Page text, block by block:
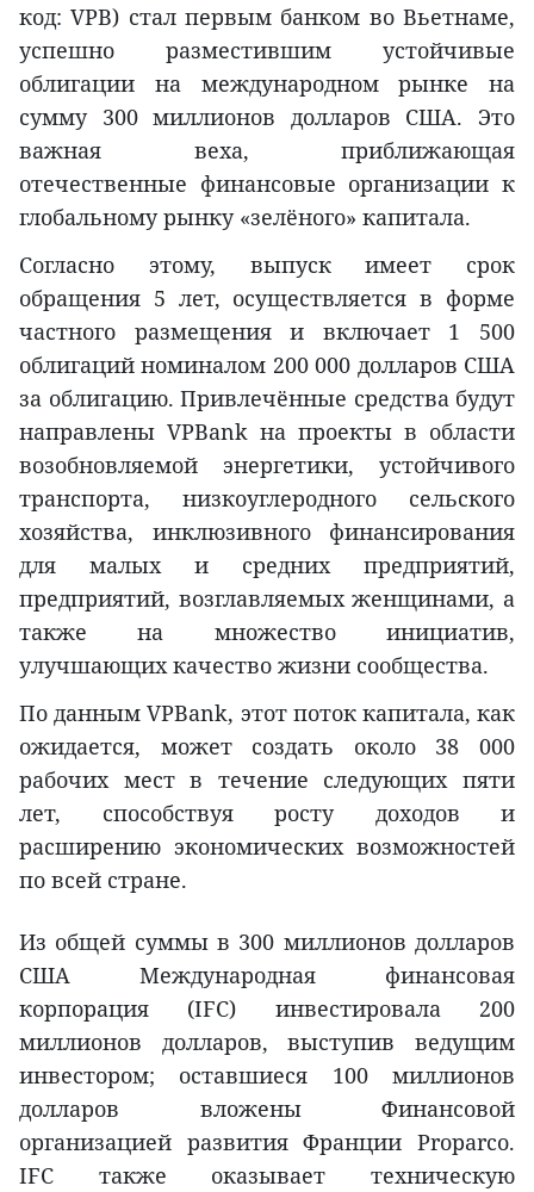
код: VPB) стал первым банком во Вьетнаме,
успешно разместившим устойчивые
облигации на международном рынке на
сумму 300 миллионов долларов США. Это
важная веха, приближающая
отечественные финансовые организации к
глобальному рынку «зелёного» капитала.
Согласно этому, выпуск имеет срок
обращения 5 лет, осуществляется в форме
частного размещения и включает 1 500
облигаций номиналом 200 000 долларов США
за облигацию. Привлечённые средства будут
направлены VPBank на проекты в области
возобновляемой энергетики, устойчивого
транспорта, низкоуглеродного сельского
хозяйства, инклюзивного финансирования
для малых и средних предприятий,
предприятий, возглавляемых женщинами, а
также на множество инициатив,
улучшающих качество жизни сообщества.
По данным VPBank, этот поток капитала, как
ожидается, может создать около 38 000
рабочих мест в течение следующих пяти
лет, способствуя росту доходов и
расширению экономических возможностей
по всей стране.
Из общей суммы в 300 миллионов долларов
США Международная финансовая
корпорация (IFC) инвестировала 200
миллионов долларов, выступив ведущим
инвестором; оставшиеся 100 миллионов
долларов вложены Финансовой
организацией развития Франции Proparco.
IFC также оказывает техническую